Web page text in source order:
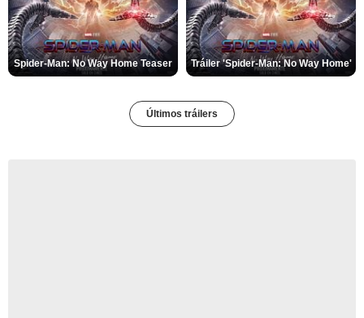
Spider-Man: No Way Home Teaser Tráiler 'Spider-Man: No Way Home'
Últimos tráilers